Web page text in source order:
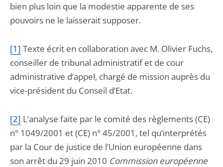
bien plus loin que la modestie apparente de ses
pouvoirs ne le laisserait supposer.
[1] Texte écrit en collaboration avec M. Olivier Fuchs,
conseiller de tribunal administratif et de cour
administrative d’appel, chargé de mission auprès du
vice-président du Conseil d’Etat.
[2] L’analyse faite par le comité des règlements (CE)
n° 1049/2001 et (CE) n° 45/2001, tel qu’interprétés
par la Cour de justice de l’Union européenne dans
son arrêt du 29 juin 2010 Commission européenne